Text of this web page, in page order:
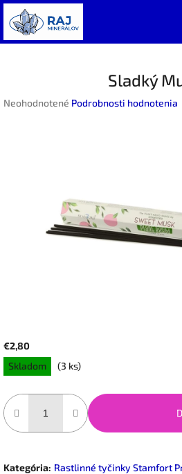
Prejsť
na
obsah
Sladký
Priemerné
Neohodnotené Podrobnosti hodnotenia
€2,80
Jednotková
cena:
Skladom (3 ks)
Kategória: Rastlinné tyčinky Stamfort